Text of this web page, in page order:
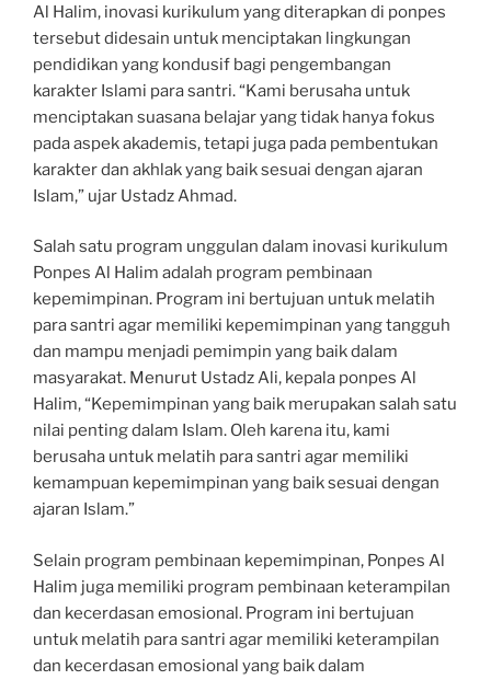
Al Halim, inovasi kurikulum yang diterapkan di ponpes
tersebut didesain untuk menciptakan lingkungan
pendidikan yang kondusif bagi pengembangan
karakter Islami para santri. “Kami berusaha untuk
menciptakan suasana belajar yang tidak hanya fokus
pada aspek akademis, tetapi juga pada pembentukan
karakter dan akhlak yang baik sesuai dengan ajaran
Islam,” ujar Ustadz Ahmad.
Salah satu program unggulan dalam inovasi kurikulum
Ponpes Al Halim adalah program pembinaan
kepemimpinan. Program ini bertujuan untuk melatih
para santri agar memiliki kepemimpinan yang tangguh
dan mampu menjadi pemimpin yang baik dalam
masyarakat. Menurut Ustadz Ali, kepala ponpes Al
Halim, “Kepemimpinan yang baik merupakan salah satu
nilai penting dalam Islam. Oleh karena itu, kami
berusaha untuk melatih para santri agar memiliki
kemampuan kepemimpinan yang baik sesuai dengan
ajaran Islam.”
Selain program pembinaan kepemimpinan, Ponpes Al
Halim juga memiliki program pembinaan keterampilan
dan kecerdasan emosional. Program ini bertujuan
untuk melatih para santri agar memiliki keterampilan
dan kecerdasan emosional yang baik dalam